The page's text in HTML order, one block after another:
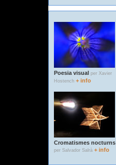
Poesia visual per Xavier
Hostench + info
Cromatismes nocturns
per Salvador Salrà + info